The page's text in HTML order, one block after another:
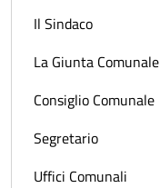
Il Sindaco
La Giunta Comunale
Consiglio Comunale
Segretario
Uffici Comunali